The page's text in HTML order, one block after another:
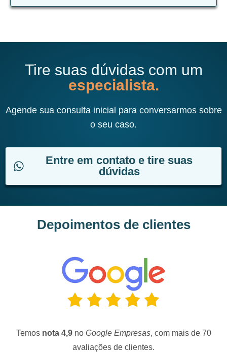
Tire suas dúvidas com um
especialista.
Agende sua consulta inicial para conversarmos sobre
o seu caso.
Entre em contato e tire suas
dúvidas
Depoimentos de clientes
Temos nota 4,9 no Google Empresas, com mais de 70
avaliações de clientes.